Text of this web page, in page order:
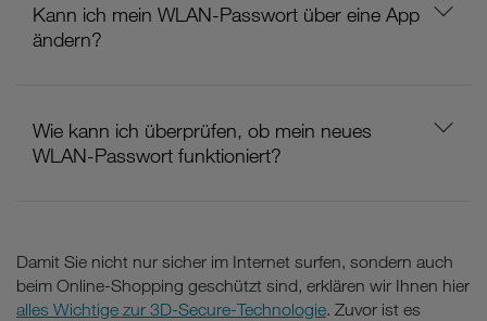
Kann ich mein WLAN-Passwort über eine App
ändern?
Wie kann ich überprüfen, ob mein neues
WLAN-Passwort funktioniert?
Damit Sie nicht nur sicher im Internet surfen, sondern auch
beim Online-Shopping geschützt sind, erklären wir Ihnen hier
alles Wichtige zur 3D-Secure-Technologie. Zuvor ist es